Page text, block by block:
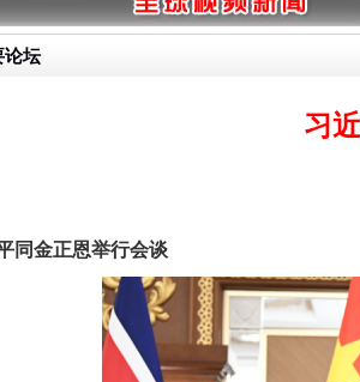
论坛
习
金正恩举行会谈